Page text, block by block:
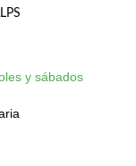
y sábados